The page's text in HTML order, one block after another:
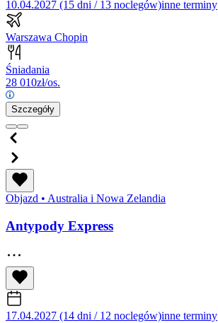
10.04.2027 (15 dni / 13 noclegów)inne terminy
Warszawa Chopin
Śniadania
28 010zł/os.
Szczegóły
Objazd • Australia i Nowa Zelandia
Antypody Express
17.04.2027 (14 dni / 12 noclegów)inne terminy